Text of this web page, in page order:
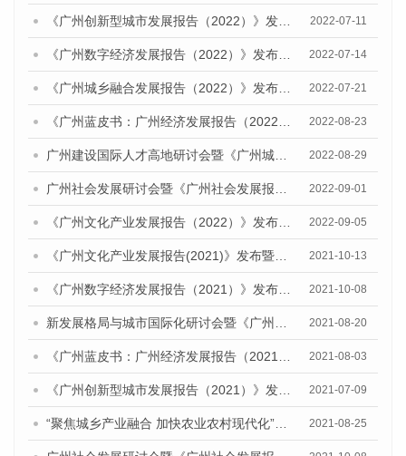
2022-07-11
2022-07-14
2022-07-21
2022-08-23
2022-08-29
2022-09-01
2022-09-05
2021-10-13
2021-10-08
2021-08-20
2021-08-03
2021-07-09
2021-08-25